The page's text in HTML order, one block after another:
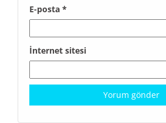
E-posta *
İnternet sitesi